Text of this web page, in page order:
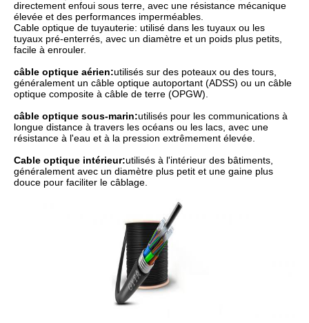
directement enfoui sous terre, avec une résistance mécanique
élevée et des performances imperméables.
Cable optique de tuyauterie: utilisé dans les tuyaux ou les
tuyaux pré-enterrés, avec un diamètre et un poids plus petits,
facile à enrouler.
câble optique aérien:utilisés sur des poteaux ou des tours,
généralement un câble optique autoportant (ADSS) ou un câble
optique composite à câble de terre (OPGW).
câble optique sous-marin:utilisés pour les communications à
longue distance à travers les océans ou les lacs, avec une
résistance à l'eau et à la pression extrêmement élevée.
Cable optique intérieur:utilisés à l'intérieur des bâtiments,
généralement avec un diamètre plus petit et une gaine plus
douce pour faciliter le câblage.